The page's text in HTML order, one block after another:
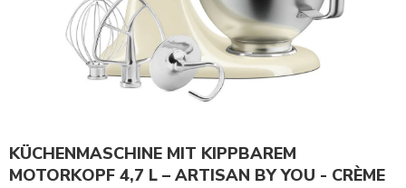
KÜCHENMASCHINE MIT KIPPBAREM
MOTORKOPF 4,7 L – ARTISAN BY YOU - CRÈME